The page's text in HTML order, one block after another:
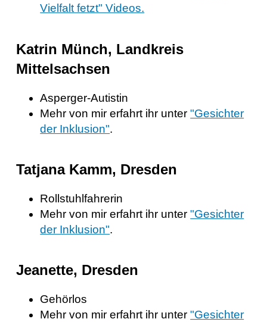
Vielfalt fetzt" Videos.
Katrin Münch, Landkreis
Mittelsachsen
Asperger-Autistin
Mehr von mir erfahrt ihr unter"Gesichter
der Inklusion".
Tatjana Kamm, Dresden
Rollstuhlfahrerin
Mehr von mir erfahrt ihr unter"Gesichter
der Inklusion".
Jeanette, Dresden
Gehörlos
Mehr von mir erfahrt ihr unter"Gesichter